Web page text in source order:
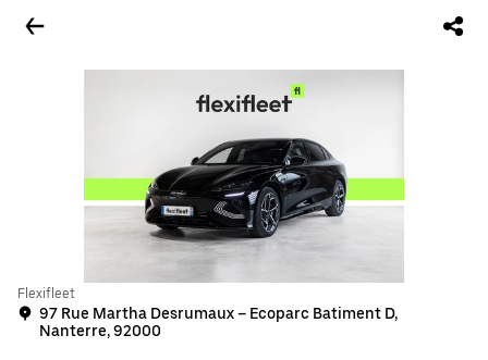
Flexifleet
97 Rue Martha Desrumaux – Ecoparc Batiment D,
Nanterre, 92000